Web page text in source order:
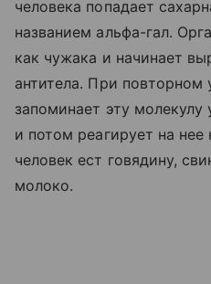
человека попадает
названием альфа-гал.
как чужака и начинает
антитела. При повторном
запоминает эту
и потом реагирует на
человек ест говядину,
молоко.